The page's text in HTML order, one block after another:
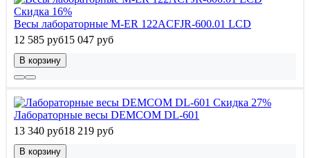
Скидка 16%
Весы лабораторные M-ER 122АCFJR-600.01 LСD
12 585 руб15 047 руб
В корзину
Скидка 27%
Лабораторные весы DEMCOM DL-601
13 340 руб18 219 руб
В корзину